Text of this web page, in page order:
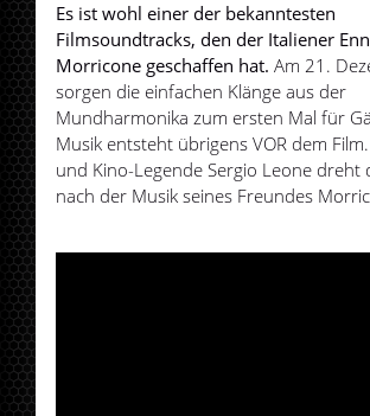
Es ist wohl einer der bekanntesten
Filmsoundtracks, den der Italiener
Morricone geschaffen hat. Am 21.
sorgen die einfachen Klänge aus der
Mundharmonika zum ersten Mal für
Musik entsteht übrigens VOR dem
und Kino-Legende Sergio Leone dreht
nach der Musik seines Freundes